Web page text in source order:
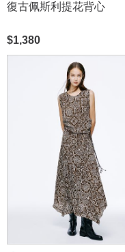
復古佩斯利提花背心
$1,380